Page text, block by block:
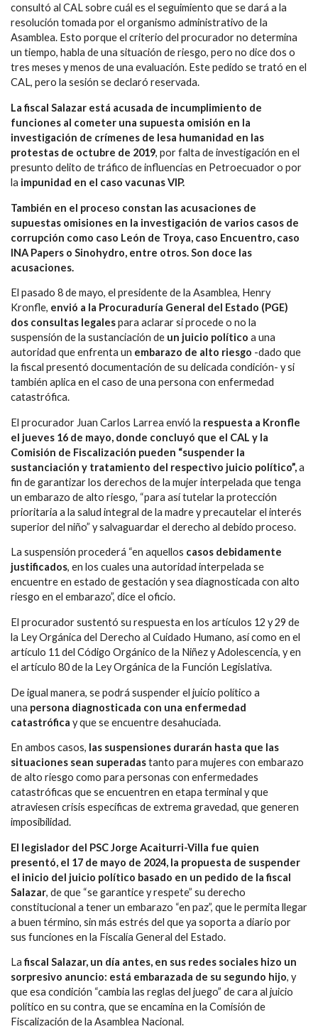
consultó al CAL sobre cuál es el seguimiento que se dará a la
resolución tomada por el organismo administrativo de la
Asamblea. Esto porque el criterio del procurador no determina
un tiempo, habla de una situación de riesgo, pero no dice dos o
tres meses y menos de una evaluación. Este pedido se trató en el
CAL, pero la sesión se declaró reservada.
La fiscal Salazar está acusada de incumplimiento de
funciones al cometer una supuesta omisión en la
investigación de crímenes de lesa humanidad en las
protestas de octubre de 2019, por falta de investigación en el
presunto delito de tráfico de influencias en Petroecuador o por
la impunidad en el caso vacunas VIP.
También en el proceso constan las acusaciones de
supuestas omisiones en la investigación de varios casos de
corrupción como caso León de Troya, caso Encuentro, caso
INA Papers o Sinohydro, entre otros. Son doce las
acusaciones.
El pasado 8 de mayo, el presidente de la Asamblea, Henry
Kronfle, envió a la Procuraduría General del Estado (PGE)
dos consultas legalespara aclarar si procede o no la
suspensión de la sustanciación de un juicio político a una
autoridad que enfrenta un embarazo de alto riesgo -dado que
la fiscal presentó documentación de su delicada condición- y si
también aplica en el caso de una persona con enfermedad
catastrófica.
El procurador Juan Carlos Larrea envió la respuesta a Kronfle
el jueves 16 de mayo, donde concluyó que el CAL y la
Comisión de Fiscalización pueden “suspender la
sustanciación y tratamiento del respectivo juicio político”,a
fin de garantizar los derechos de la mujer interpelada que tenga
un embarazo de alto riesgo, “para así tutelar la protección
prioritaria a la salud integral de la madre y precautelar el interés
superior del niño” y salvaguardar el derecho al debido proceso.
La suspensión procederá “en aquellos casos debidamente
justificados, en los cuales una autoridad interpelada se
encuentre en estado de gestación y sea diagnosticada con alto
riesgo en el embarazo”, dice el oficio.
El procurador sustentó su respuesta en los artículos 12 y 29 de
la Ley Orgánica del Derecho al Cuidado Humano, así como en el
artículo 11 del Código Orgánico de la Niñez y Adolescencia, y en
el artículo 80 de la Ley Orgánica de la Función Legislativa.
De igual manera, se podrá suspender el juicio político a
una persona diagnosticada con una enfermedad
catastrófica y que se encuentre desahuciada.
En ambos casos, las suspensiones durarán hasta que las
situaciones sean superadastanto para mujeres con embarazo
de alto riesgo como para personas con enfermedades
catastróficas que se encuentren en etapa terminal y que
atraviesen crisis específicas de extrema gravedad, que generen
imposibilidad.
El legislador del PSC Jorge Acaiturri-Villa fue quien
presentó, el 17 de mayo de 2024, la propuesta de suspender
el inicio del juicio político basado en un pedido de la fiscal
Salazar, de que “se garantice y respete” su derecho
constitucional a tener un embarazo “en paz”, que le permita llegar
a buen término, sin más estrés del que ya soporta a diario por
sus funciones en la Fiscalía General del Estado.
La fiscal Salazar, un día antes, en sus redes sociales hizo un
sorpresivo anuncio: está embarazada de su segundo hijo, y
que esa condición “cambia las reglas del juego” de cara al juicio
político en su contra, que se encamina en la Comisión de
Fiscalización de la Asamblea Nacional.